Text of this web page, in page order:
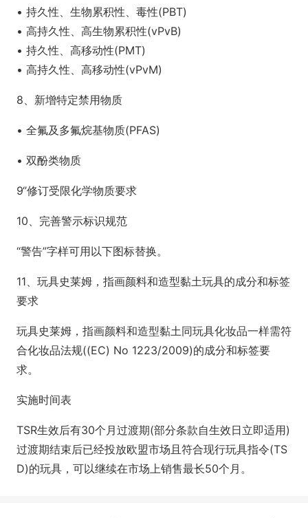
• 持久性、生物累积性、毒性(PBT)
• 高持久性、高生物累积性(vPvB)
• 持久性、高移动性(PMT)
• 高持久性、高移动性(vPvM)
8、新增特定禁用物质
• 全氟及多氟烷基物质(PFAS)
• 双酚类物质
9‘’修订受限化学物质要求
10、完善警示标识规范
“警告”字样可用以下图标替换。
11、玩具史莱姆，指画颜料和造型黏土玩具的成分和标签
要求
玩具史莱姆，指画颜料和造型黏土同玩具化妆品一样需符
合化妆品法规((EC) No 1223/2009)的成分和标签要
求。
实施时间表
TSR生效后有30个月过渡期(部分条款自生效日立即适用)
过渡期结束后已经投放欧盟市场且符合现行玩具指令(TS
D)的玩具，可以继续在市场上销售最长50个月。